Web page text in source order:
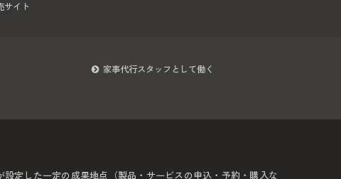
サイト
家事代行スタッフとして働く
定した一定の成果地点（製品・サービスの申込・予約・購入な